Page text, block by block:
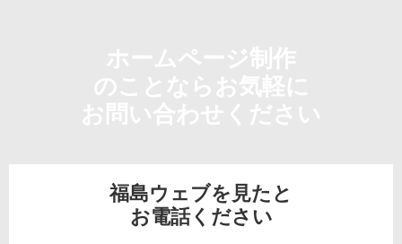
福島ウェブを見たと
お電話ください